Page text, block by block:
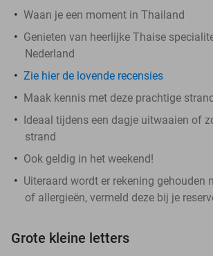
Waan je een moment in Thailand
Genieten van heerlijke Thaise
Nederland
Zie hier de lovende recensies
Maak kennis met deze prachtige
Ideaal tijdens een dagje uitwaaien of
strand
Ook geldig in het weekend!
Uiteraard wordt er rekening gehouden
of allergieën, vermeld deze bij je
Grote kleine letters